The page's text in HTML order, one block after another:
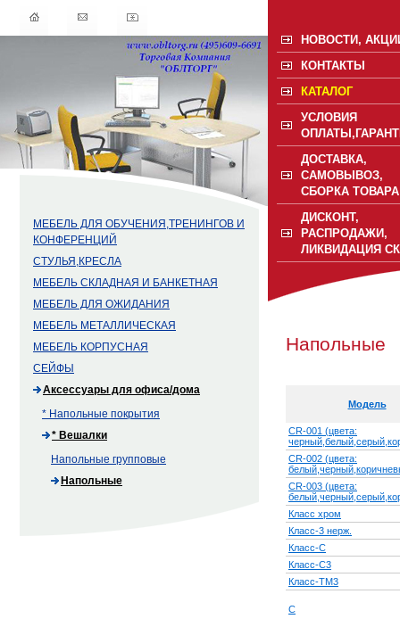
МЕБЕЛЬ ДЛЯ ОБУЧЕНИЯ,ТРЕНИНГОВ И
КОНФЕРЕНЦИЙ
СТУЛЬЯ,КРЕСЛА
МЕБЕЛЬ СКЛАДНАЯ И БАНКЕТНАЯ
МЕБЕЛЬ ДЛЯ ОЖИДАНИЯ
МЕБЕЛЬ МЕТАЛЛИЧЕСКАЯ
МЕБЕЛЬ КОРПУСНАЯ
СЕЙФЫ
Аксессуары для офиса/дома
* Напольные покрытия
* Вешалки
Напольные групповые
Напольные
НОВОСТИ,
КОНТАКТЫ
КАТАЛОГ
УСЛОВИЯ
ДОСТАВКА,
САМОВЫВОЗ,
СБОРКА ТОВАРА
ДИСКОНТ,
РАСПРОДАЖИ,
ЛИКВИДАЦИЯ
Напольные
Модель
CR-001 (цвета:
CR-002 (цвета:
CR-003 (цвета:
Класс хром
Класс-3 нерж.
Класс-С
Класс-С3
Класс-ТМ3
С